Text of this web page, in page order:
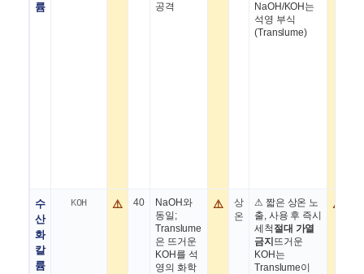
륨
공격
NaOH/KOH는
석영 부식
(Translume)
수
산
화
칼
륨
KOH ⚠️ 40
NaOH와
동일;
Translume
은 뜨거운
KOH를 석
영의 화학
⚠️
상
온
⚠ 짧은 상온 노
출, 사용 후 즉시
세척 절대 가열
금지 뜨거운
KOH는
Translume이
⚠️